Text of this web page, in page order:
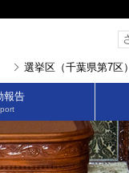
選挙区（千葉県第7区）
報告